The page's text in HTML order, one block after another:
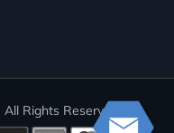
Rights Reserved